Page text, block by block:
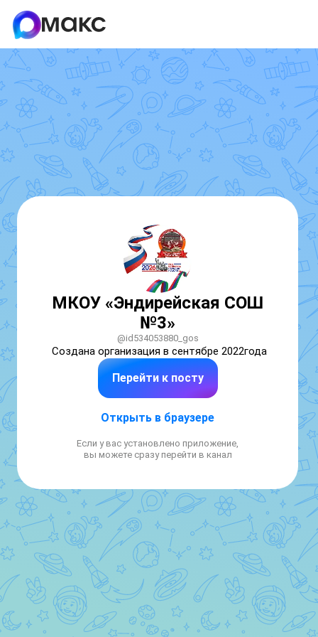
МКОУ «Эндирейская СОШ
№3»
@id534053880_gos
Создана организация в сентябре 2022года
Перейти к посту
Открыть в браузере
Если у вас установлено приложение,
вы можете сразу перейти в канал